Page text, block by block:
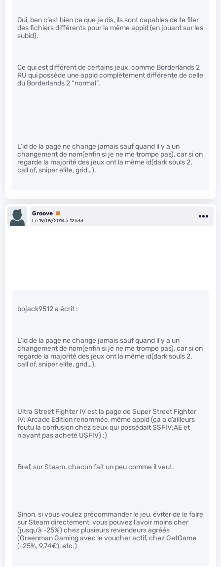
Oui, ben c’est bien ce que je dis, ils sont capables de te filer
des fichiers différents pour la même appid (en jouant sur les
subid).
Ce qui est différent de certains jeux, comme Borderlands 2
RU qui possède une appid complètement différente de celle
du Borderlands 2 “normal”.
L’id de la page ne change jamais sauf quand il y a un
changement de nom(enfin si je ne me trompe pas), car si on
regarde la majorité des jeux ont la même id(dark souls 2,
call of, sniper elite, grid…).
Groove Premium
Le 19/09/2014 à 12h33
bojack9512 a écrit :
L’id de la page ne change jamais sauf quand il y a un
changement de nom(enfin si je ne me trompe pas), car si on
regarde la majorité des jeux ont la même id(dark souls 2,
call of, sniper elite, grid…).
Ultra Street Fighter IV est la page de Super Street Fighter
IV: Arcade Edition renommée, même appid (ça a d’ailleurs
foutu la confusion chez ceux qui possédait SSFIV:AE et
n’ayant pas acheté USFIV) ;)
Bref, sur Steam, chacun fait un peu comme il veut.
Sinon, si vous voulez précommander le jeu, éviter de le faire
sur Steam directement, vous pouvez l’avoir moins cher
(jusqu’à -25%) chez plusieurs revendeurs agréés
(Greenman Gaming avec le voucher actif, chez GetGame
(-25%, 9,74€), etc.)